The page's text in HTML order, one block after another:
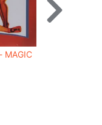
MAGIC